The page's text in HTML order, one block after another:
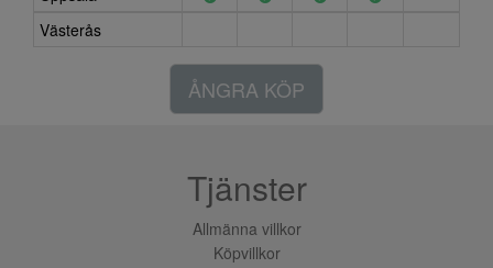
Västerås
ÅNGRA KÖP
Tjänster
Allmänna villkor
Köpvillkor